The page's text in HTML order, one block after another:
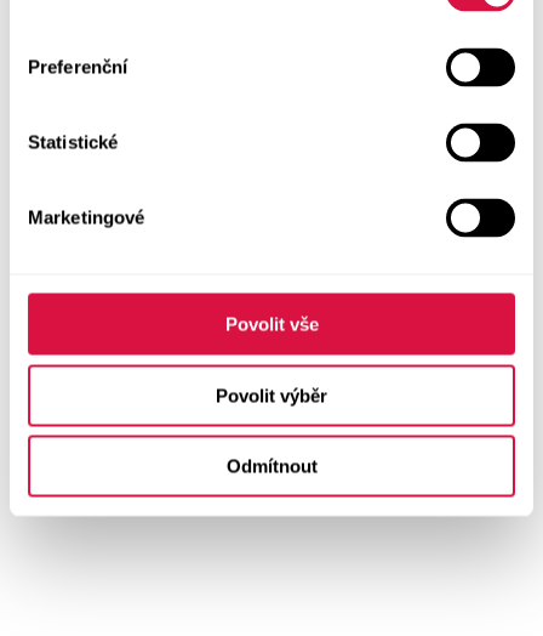
Preferenční
Statistické
Marketingové
Povolit vše
Povolit výběr
Odmítnout